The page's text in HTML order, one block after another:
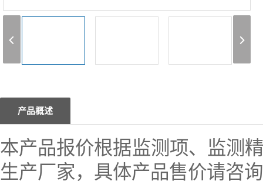
产品概述
本产品报价根据监测项、监测
生产厂家，具体产品售价请咨